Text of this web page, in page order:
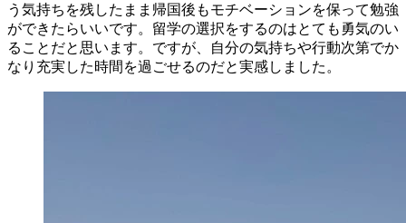
う気持ちを残したまま帰国後もモチベーションを保って勉強
ができたらいいです。留学の選択をするのはとても勇気のい
ることだと思います。ですが、自分の気持ちや行動次第でか
なり充実した時間を過ごせるのだと実感しました。